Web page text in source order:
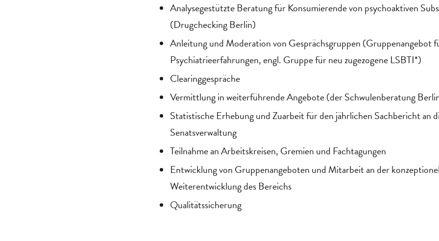
Analysegestützte Beratung für Konsumierende von psychoaktiven
(Drugchecking Berlin)
Anleitung und Moderation von Gesprächsgruppen (Gruppenangebot
Psychiatrieerfahrungen, engl. Gruppe für neu zugezogene LSBTI*)
Clearinggespräche
Vermittlung in weiterführende Angebote (der Schwulenberatung
Statistische Erhebung und Zuarbeit für den jährlichen Sachbericht an
Senatsverwaltung
Teilnahme an Arbeitskreisen, Gremien und Fachtagungen
Entwicklung von Gruppenangeboten und Mitarbeit an der
Weiterentwicklung des Bereichs
Qualitätssicherung